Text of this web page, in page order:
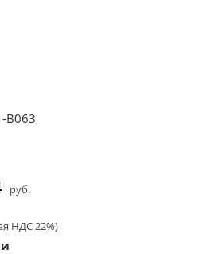
B063
руб.
НДС 22%)